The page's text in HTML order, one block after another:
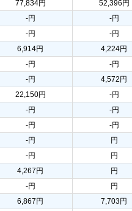
77,834円
52,396円
-円
-円
-円
-円
6,914円
4,224円
-円
-円
-円
4,572円
22,150円
-円
-円
-円
-円
-円
-円
円
-円
円
4,267円
円
-円
円
6,867円
7,703円